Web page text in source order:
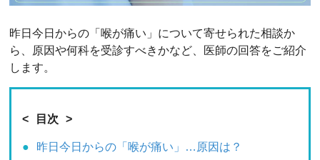
昨日今日からの「喉が痛い」について寄せられた相談か
ら、原因や何科を受診すべきかなど、医師の回答をご紹介
します。
目次
昨日今日からの「喉が痛い」…原因は？